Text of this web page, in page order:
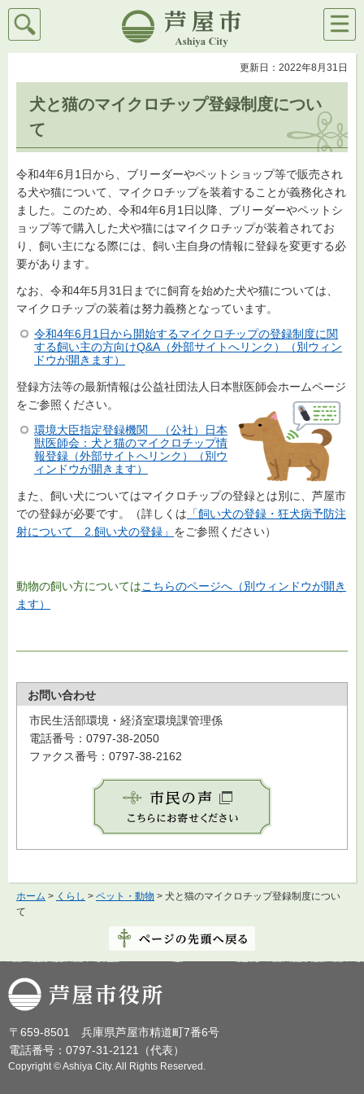
芦屋市
検索
メニ
ュー
更新日：2022年8月31日
犬と猫のマイクロチップ登録制度につい
て
令和4年6月1日から、ブリーダーやペットショップ等で販売され
る犬や猫について、マイクロチップを装着することが義務化され
ました。このため、令和4年6月1日以降、ブリーダーやペットシ
ョップ等で購入した犬や猫にはマイクロチップが装着されてお
り、飼い主になる際には、飼い主自身の情報に登録を変更する必
要があります。
なお、令和4年5月31日までに飼育を始めた犬や猫については、
マイクロチップの装着は努力義務となっています。
令和4年6月1日から開始するマイクロチップの登録制度に関
する飼い主の方向けQ&A（外部サイトへリンク）（別ウィン
ドウが開きます）
登録方法等の最新情報は公益社団法人日本獣医師会ホームページ
をご参照ください。
環境大臣指定登録機関 （公社）日本
獣医師会：犬と猫のマイクロチップ情
報登録（外部サイトへリンク）（別ウ
ィンドウが開きます）
また、飼い犬についてはマイクロチップの登録とは別に、芦屋市
での登録が必要です。（詳しくは 「飼い犬の登録・狂犬病予防注
射について 2.飼い犬の登録」 をご参照ください）
動物の飼い方についてはこちらのページへ（別ウィンドウが開き
ます）
お問い合わせ
市民生活部環境・経済室環境課管理係
電話番号：0797-38-2050
ファクス番号：0797-38-2162
ホーム > くらし > ペット・動物 > 犬と猫のマイクロチップ登録制度につい
て
芦屋市役所
〒659-8501 兵庫県芦屋市精道町7番6号
電話番号：0797-31-2121（代表）
Copyright © Ashiya City. All Rights Reserved.